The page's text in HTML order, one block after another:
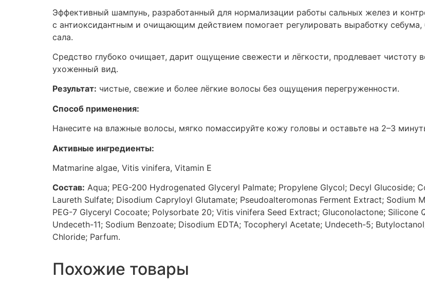
Эффективный шампунь, разработанный для нормализации работы сальных желез и
с антиоксидантным и очищающим действием помогает регулировать выработку
сала.
Средство глубоко очищает, дарит ощущение свежести и лёгкости, продлевает чистоту
ухоженный вид.
Результат: чистые, свежие и более лёгкие волосы без ощущения перегруженности.
Способ применения:
Нанесите на влажные волосы, мягко помассируйте кожу головы и оставьте на 2–3
Активные ингредиенты:
Matmarine algae, Vitis vinifera, Vitamin E
Состав: Aqua; PEG-200 Hydrogenated Glyceryl Palmate; Propylene Glycol; Decyl Glucoside;
Laureth Sulfate; Disodium Capryloyl Glutamate; Pseudoalteromonas Ferment Extract; Sodium
PEG-7 Glyceryl Cocoate; Polysorbate 20; Vitis vinifera Seed Extract; Gluconolactone; Silicone
Undeceth-11; Sodium Benzoate; Disodium EDTA; Tocopheryl Acetate; Undeceth-5;
Chloride; Parfum.
Похожие товары